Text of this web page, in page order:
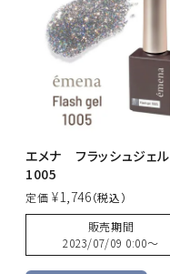
エメナ フラッシュジェル
1005
定価 ¥1,746
販売期間
2023/07/09 0:00〜